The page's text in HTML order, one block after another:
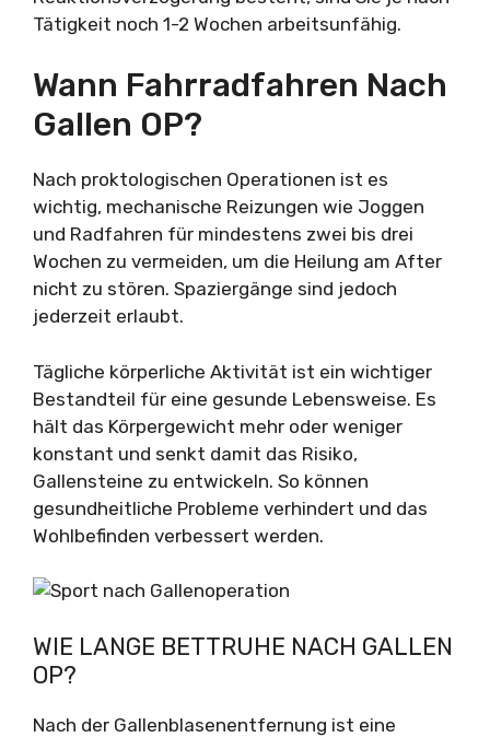
Tätigkeit noch 1-2 Wochen arbeitsunfähig.
Wann Fahrradfahren Nach
Gallen OP?
Nach proktologischen Operationen ist es
wichtig, mechanische Reizungen wie Joggen
und Radfahren für mindestens zwei bis drei
Wochen zu vermeiden, um die Heilung am After
nicht zu stören. Spaziergänge sind jedoch
jederzeit erlaubt.
Tägliche körperliche Aktivität ist ein wichtiger
Bestandteil für eine gesunde Lebensweise. Es
hält das Körpergewicht mehr oder weniger
konstant und senkt damit das Risiko,
Gallensteine zu entwickeln. So können
gesundheitliche Probleme verhindert und das
Wohlbefinden verbessert werden.
WIE LANGE BETTRUHE NACH GALLEN
OP?
Nach der Gallenblasenentfernung ist eine